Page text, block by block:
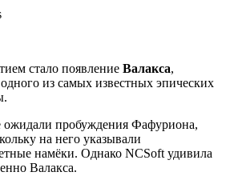
стало появление Валакса,
из самых известных эпических
ожидали пробуждения Фафуриона,
на него указывали
намёки. Однако NCSoft удивила
Валакса.